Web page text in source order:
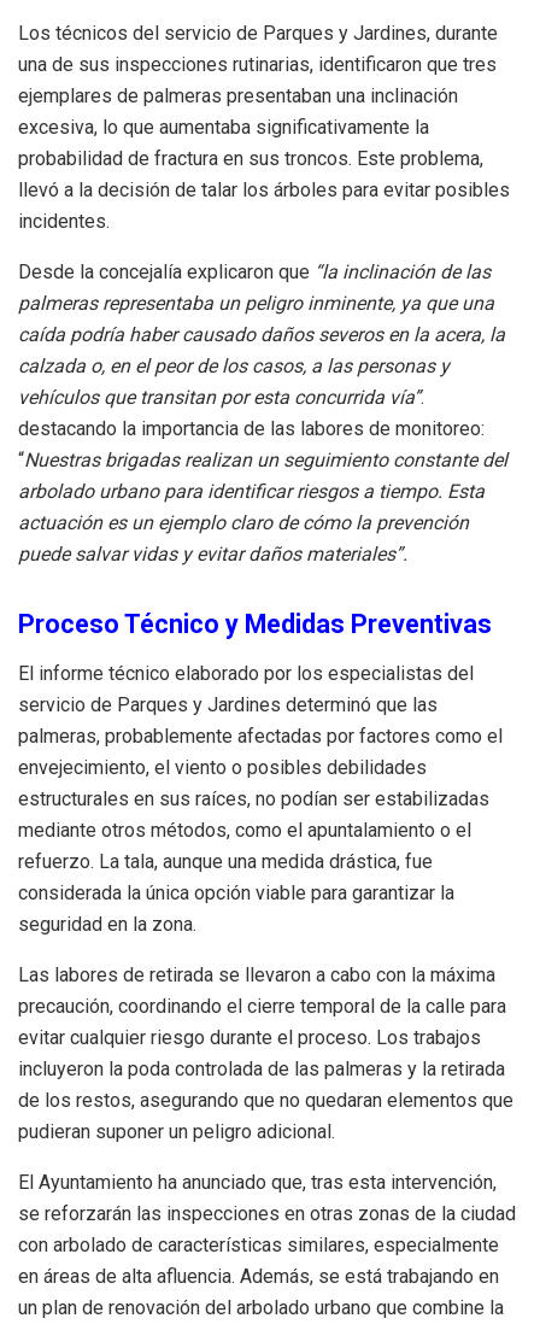
Los técnicos del servicio de Parques y Jardines, durante
una de sus inspecciones rutinarias, identificaron que tres
ejemplares de palmeras presentaban una inclinación
excesiva, lo que aumentaba significativamente la
probabilidad de fractura en sus troncos. Este problema,
llevó a la decisión de talar los árboles para evitar posibles
incidentes.
Desde la concejalía explicaron que “la inclinación de las
palmeras representaba un peligro inminente, ya que una
caída podría haber causado daños severos en la acera, la
calzada o, en el peor de los casos, a las personas y
vehículos que transitan por esta concurrida vía”.
destacando la importancia de las labores de monitoreo:
“Nuestras brigadas realizan un seguimiento constante del
arbolado urbano para identificar riesgos a tiempo. Esta
actuación es un ejemplo claro de cómo la prevención
puede salvar vidas y evitar daños materiales”.
Proceso Técnico y Medidas Preventivas
El informe técnico elaborado por los especialistas del
servicio de Parques y Jardines determinó que las
palmeras, probablemente afectadas por factores como el
envejecimiento, el viento o posibles debilidades
estructurales en sus raíces, no podían ser estabilizadas
mediante otros métodos, como el apuntalamiento o el
refuerzo. La tala, aunque una medida drástica, fue
considerada la única opción viable para garantizar la
seguridad en la zona.
Las labores de retirada se llevaron a cabo con la máxima
precaución, coordinando el cierre temporal de la calle para
evitar cualquier riesgo durante el proceso. Los trabajos
incluyeron la poda controlada de las palmeras y la retirada
de los restos, asegurando que no quedaran elementos que
pudieran suponer un peligro adicional.
El Ayuntamiento ha anunciado que, tras esta intervención,
se reforzarán las inspecciones en otras zonas de la ciudad
con arbolado de características similares, especialmente
en áreas de alta afluencia. Además, se está trabajando en
un plan de renovación del arbolado urbano que combine la